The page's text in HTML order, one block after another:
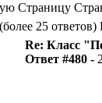
Re: Класс
Ответ #480 -